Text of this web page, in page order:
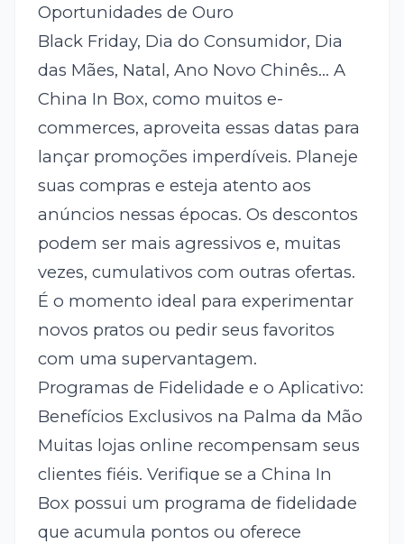
Oportunidades de Ouro
Black Friday, Dia do Consumidor, Dia
das Mães, Natal, Ano Novo Chinês... A
China In Box, como muitos e-
commerces, aproveita essas datas para
lançar promoções imperdíveis. Planeje
suas compras e esteja atento aos
anúncios nessas épocas. Os descontos
podem ser mais agressivos e, muitas
vezes, cumulativos com outras ofertas.
É o momento ideal para experimentar
novos pratos ou pedir seus favoritos
com uma supervantagem.
Programas de Fidelidade e o Aplicativo:
Benefícios Exclusivos na Palma da Mão
Muitas lojas online recompensam seus
clientes fiéis. Verifique se a China In
Box possui um programa de fidelidade
que acumula pontos ou oferece